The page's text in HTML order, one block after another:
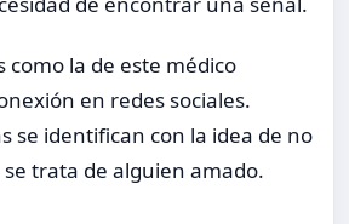
como la de este médico
en redes sociales.
se identifican con la idea de no
trata de alguien amado.